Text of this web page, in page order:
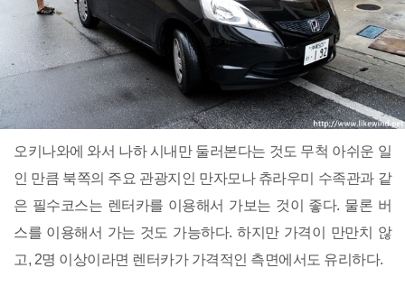
오키나와에 와서 나하 시내만 둘러본다는 것도 무척 아쉬운 일
인 만큼 북쪽의 주요 관광지인 만자모나 츄라우미 수족관과 같
은 필수코스는 렌터카를 이용해서 가보는 것이 좋다. 물론 버
스를 이용해서 가는 것도 가능하다. 하지만 가격이 만만치 않
고, 2명 이상이라면 렌터카가 가격적인 측면에서도 유리하다.